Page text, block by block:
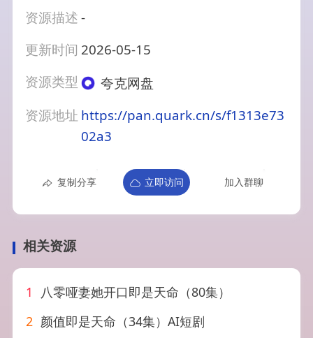
资源描述-
更新时间 2026-05-15
资源类型
夸克网盘
资源地址 https://pan.quark.cn/s/f1313e73
02a3
复制分享 立即访问 加入群聊
相关资源
1
八零哑妻她开口即是天命（80集）
2 颜值即是天命（34集）AI短剧